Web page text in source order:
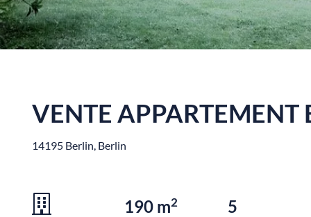
VENTE APPARTEMENT
14195 Berlin, Berlin
190 m2 5